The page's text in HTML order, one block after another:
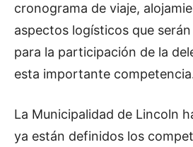
cronograma de viaje,
aspectos logísticos que
para la participación de la
esta importante
La Municipalidad de Lincoln
ya están definidos los